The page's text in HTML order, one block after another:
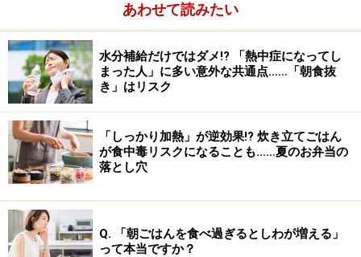
あわせて読みたい
水分補給だけではダメ!? 「熱中症になってし
まった人」に多い意外な共通点……「朝食抜
き」はリスク
「しっかり加熱」が逆効果!? 炊き立てごはん
が食中毒リスクになることも……夏のお弁当の
落とし穴
Q. 「朝ごはんを食べ過ぎるとしわが増える」
って本当ですか？